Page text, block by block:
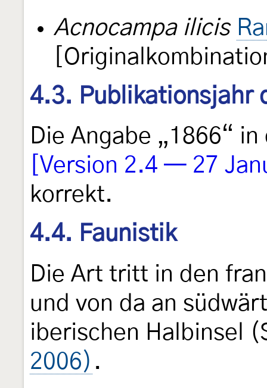
Acnocampa ilicis
4.3. Publikationsjahr
Die Angabe „1866“
[Version 2.4 — 27
korrekt.
4.4. Faunistik
Die Art tritt in den
und von da an
iberischen Halbinsel
2006) .